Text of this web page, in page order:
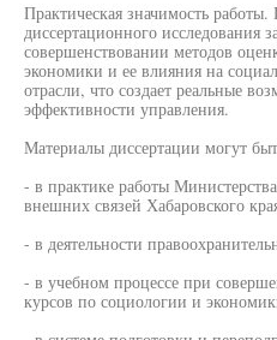
Практическая значимость работы.
диссертационного исследования
совершенствовании методов
экономики и ее влияния на
отрасли, что создает реальные
эффективности управления.
Материалы диссертации могут
- в практике работы
внешних связей Хабаровского
- в деятельности
- в учебном процессе при
курсов по социологии и